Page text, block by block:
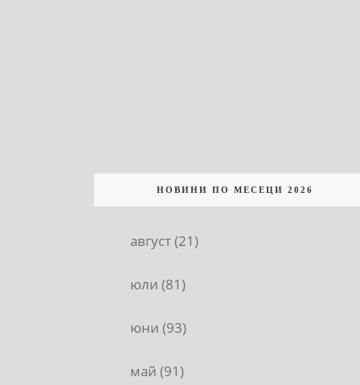
НОВИНИ ПО МЕСЕЦИ 2026
август (21)
юли (81)
юни (93)
май (91)